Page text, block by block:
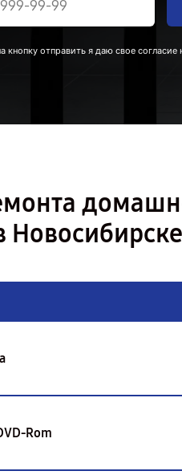
кнопку отправить я даю свое согласие
Новосибирске
Rom